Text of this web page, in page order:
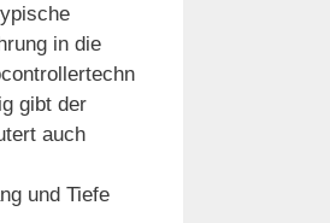
in die
gibt der
auch
und Tiefe